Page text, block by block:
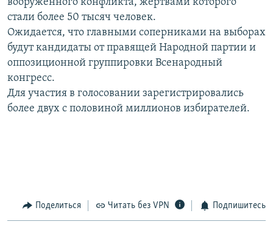
СОЦИАЛЬНЫЕ СЕТИ
Все сайты РСЕ/РС
стали более 50 тысяч человек.
Ожидается, что главными соперниками на выборах
будут кандидаты от правящей Народной партии и
оппозиционной группировки Всенародный
конгресс.
Для участия в голосовании зарегистрировались
более двух с половиной миллионов избирателей.
Поделиться Читать без VPN Подпишитесь